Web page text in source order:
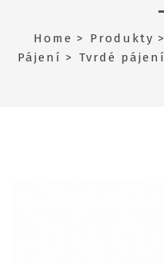
Home Produkty
Pájení
Tvrdé pájení